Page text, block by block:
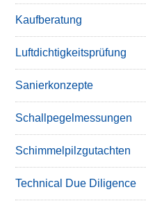
Kaufberatung
Luftdichtigkeitsprüfung
Sanierkonzepte
Schallpegelmessungen
Schimmelpilzgutachten
Technical Due Diligence